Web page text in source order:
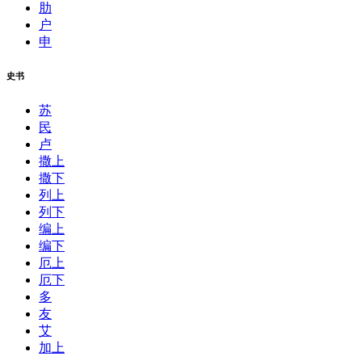
肋
户
申
史书
苏
民
卢
撒上
撒下
列上
列下
编上
编下
厄上
厄下
多
友
艾
加上